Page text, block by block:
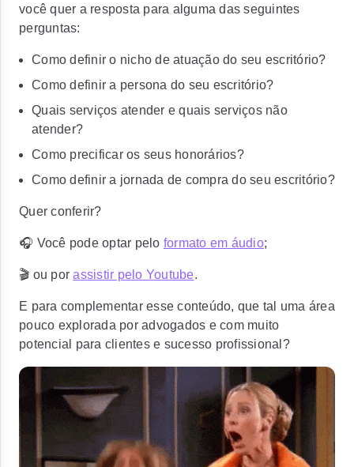
você quer a resposta para alguma das seguintes
perguntas:
Como definir o nicho de atuação do seu escritório?
Como definir a persona do seu escritório?
Quais serviços atender e quais serviços não
atender?
Como precificar os seus honorários?
Como definir a jornada de compra do seu escritório?
Quer conferir?
🎧 Você pode optar pelo formato em áudio;
🎬 ou porassistir pelo Youtube.
E para complementar esse conteúdo, que tal uma área
pouco explorada por advogados e com muito
potencial para clientes e sucesso profissional?